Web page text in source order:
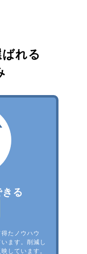
れる
る
たノウハウ
ます。削減し
しています。